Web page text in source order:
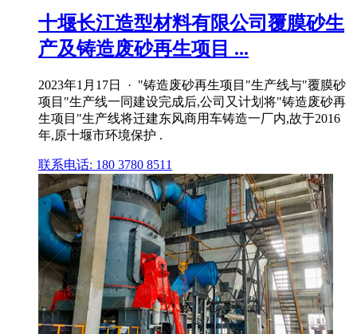
十堰长江造型材料有限公司覆膜砂生
产及铸造废砂再生项目 ...
2023年1月17日 · "铸造废砂再生项目"生产线与"覆膜砂
项目"生产线一同建设完成后,公司又计划将"铸造废砂再
生项目"生产线将迁建东风商用车铸造一厂内,故于2016
年,原十堰市环境保护 .
联系电话: 180 3780 8511